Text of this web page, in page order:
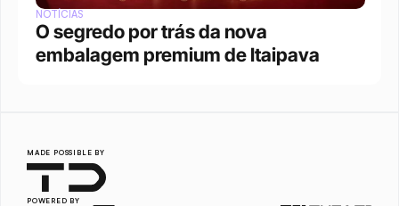
NOTÍCIAS
O segredo por trás da nova
embalagem premium de Itaipava
MADE POSSIBLE BY
POWERED BY